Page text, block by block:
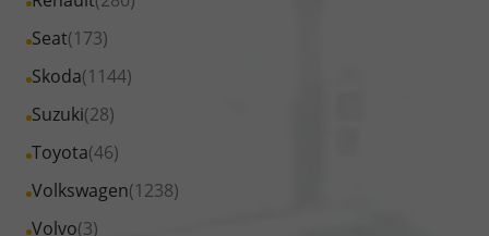
Opel
anzeigen
Peugeot
anzeigen
Fahrzeuge
Renault
anzeigen
Seat(173)
Alle
Fahrzeuge
Seat
anzeigen
Skoda(1144)
Alle
Fahrzeuge
Skoda
anzeigen
Suzuki(28)
Alle
Fahrzeuge
Suzuki
Toyota(46)
Alle
Fahrzeuge
Volkswagen(1238)
Alle
Fahrzeuge
Volvo(3)
Alle